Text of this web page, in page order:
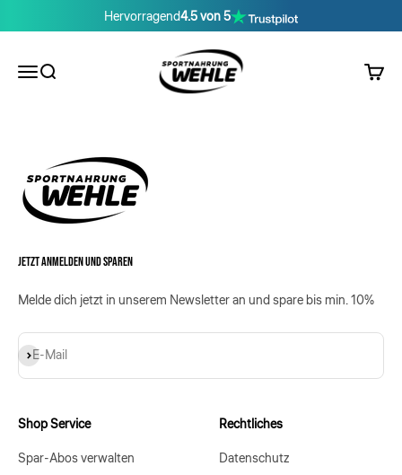
Zum Inhalt springenHervorragend4.5 von 5
MenüSuche
Sportnahrung Wehle
JETZT ANMELDEN UND SPAREN
Melde dich jetzt in unserem Newsletter an und spare bis min. 10%
E-Mail
Abonnieren
Shop Service
Spar-Abos verwalten
Rechtliches
Datenschutz